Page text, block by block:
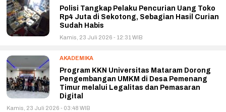
Polisi Tangkap Pelaku Pencurian Uang Toko
Rp4 Juta di Sekotong, Sebagian Hasil Curian
Sudah Habis
Kamis, 23 Juli 2026 - 12:31 WIB
AKADEMIKA
Program KKN Universitas Mataram Dorong
Pengembangan UMKM di Desa Pemenang
Timur melalui Legalitas dan Pemasaran
Digital
Kamis, 23 Juli 2026 - 03:48 WIB